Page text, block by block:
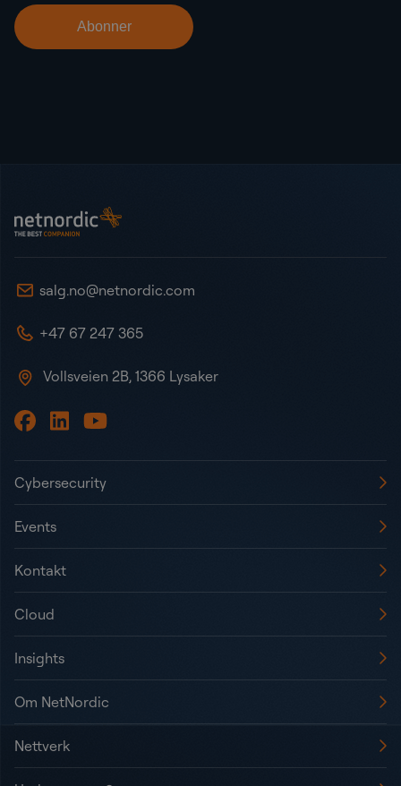
NetNordic Norway
salg.no@netnordic.com
+47 67 247 365
Vollsveien 2B, 1366 Lysaker
Cybersecurity
Events
Kontakt
Cloud
Insights
Om NetNordic
Nettverk